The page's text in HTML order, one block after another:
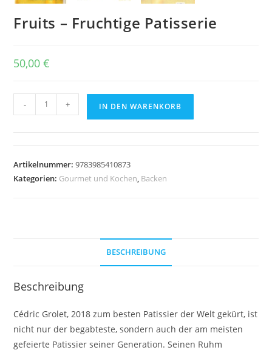
Fruits – Fruchtige Patisserie
50,00€
-
Menge
- + IN DEN WARENKORB
Artikelnummer:9783985410873
Kategorien: Gourmet und Kochen, Backen
BESCHREIBUNG
Beschreibung
Cédric Grolet, 2018 zum besten Patissier der Welt gekürt, ist
nicht nur der begabteste, sondern auch der am meisten
gefeierte Patissier seiner Generation. Seinen Ruhm